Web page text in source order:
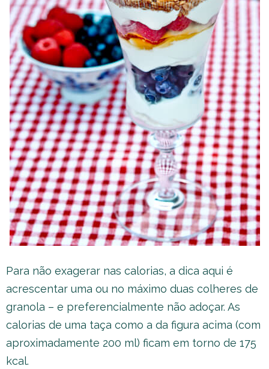
Para não exagerar nas calorias, a dica aqui é
acrescentar uma ou no máximo duas colheres de
granola – e preferencialmente não adoçar. As
calorias de uma taça como a da figura acima (com
aproximadamente 200 ml) ficam em torno de 175
kcal.